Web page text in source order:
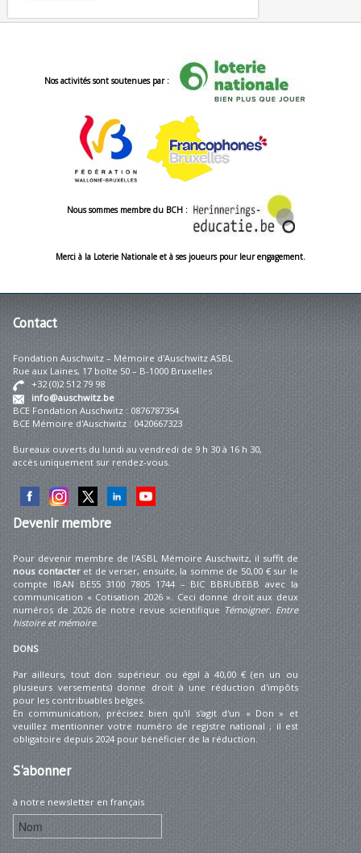
Nos activités sont soutenues par :
Nous sommes membre du BCH :
Merci à la Loterie Nationale et à ses joueurs pour leur engagement.
Contact
Fondation Auschwitz – Mémoire d'Auschwitz ASBL
Rue aux Laines, 17 boîte 50 – B-1000 Bruxelles
+32 (0)2 512 79 98
info@auschwitz.be
BCE Fondation Auschwitz : 0876787354
BCE Mémoire d'Auschwitz : 0420667323
Bureaux ouverts du lundi au vendredi de 9 h 30 à 16 h 30,
accès uniquement sur rendez-vous.
Devenirmembre
Pour devenir membre de l'ASBL Mémoire Auschwitz, il suffit de
nous contacteret de verser, ensuite, la somme de 50,00 € sur le
compte IBAN BE55 3100 7805 1744 – BIC BBRUBEBB avec la
communication « Cotisation 2026 ». Ceci donne droit aux deux
numéros de 2026 de notre revue scientifique Témoigner. Entre
histoire et mémoire.
DONS
Par ailleurs, tout don supérieur ou égal à 40,00 € (en un ou
plusieurs versements) donne droit à une réduction d'impôts
pour les contribuables belges.
En communication, précisez bien qu'il s'agit d'un « Don » et
veuillez mentionner votre numéro de registre national ; il est
obligatoire depuis 2024 pour bénéficier de la réduction.
S'abonner
à notre newsletter en français